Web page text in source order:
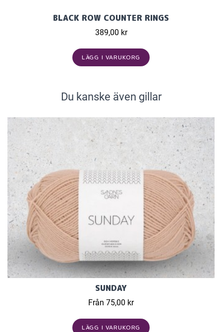
BLACK ROW COUNTER RINGS
389,00 kr
LÄGG I VARUKORG
Du kanske även gillar
SUNDAY
Från 75,00 kr
LÄGG I VARUKORG